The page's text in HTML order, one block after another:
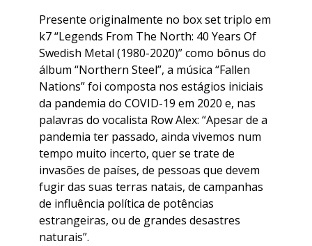
Presente originalmente no box set triplo em
k7 “Legends From The North: 40 Years Of
Swedish Metal (1980-2020)” como bônus do
álbum “Northern Steel”, a música “Fallen
Nations” foi composta nos estágios iniciais
da pandemia do COVID-19 em 2020 e, nas
palavras do vocalista Row Alex: “Apesar de a
pandemia ter passado, ainda vivemos num
tempo muito incerto, quer se trate de
invasões de países, de pessoas que devem
fugir das suas terras natais, de campanhas
de influência política de potências
estrangeiras, ou de grandes desastres
naturais”.